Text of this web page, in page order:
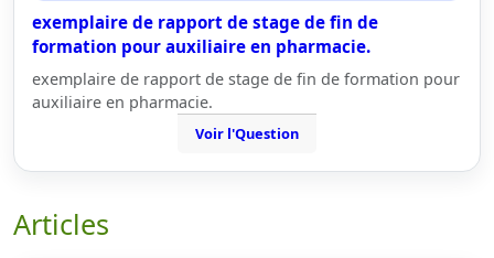
exemplaire de rapport de stage de fin de
formation pour auxiliaire en pharmacie.
exemplaire de rapport de stage de fin de formation pour
auxiliaire en pharmacie.
Voir l'Question
Articles